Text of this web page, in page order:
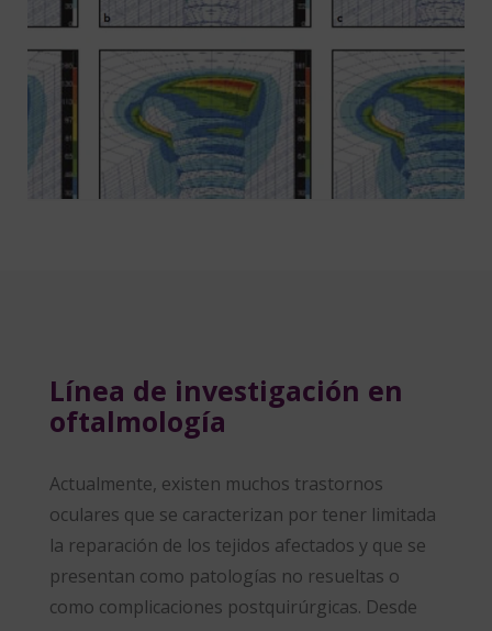
Línea de investigación en
oftalmología
Actualmente, existen muchos trastornos
oculares que se caracterizan por tener limitada
la reparación de los tejidos afectados y que se
presentan como patologías no resueltas o
como complicaciones postquirúrgicas. Desde